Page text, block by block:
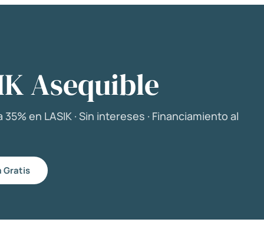
Asequible
en LASIK · Sin intereses · Financiamiento al
Gratis